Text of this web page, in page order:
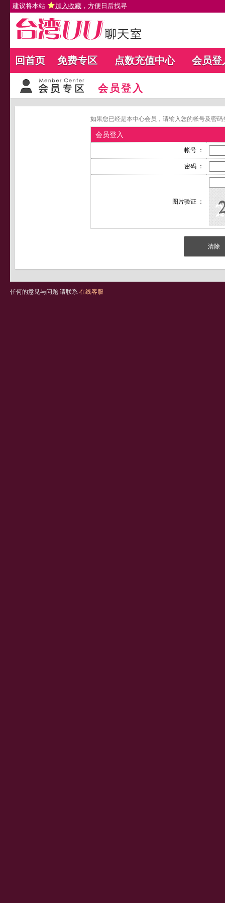
建议将本站 加入收藏 ，方便日后找寻
回首页 免费专区 点数充值中心 会员登
会员登入
如果您已经是本中心会员，请输入您的帐号及密
会员登入
帐号 ：
密码 ：
图片验证 ：
任何的意见与问题 请联系 在线客服